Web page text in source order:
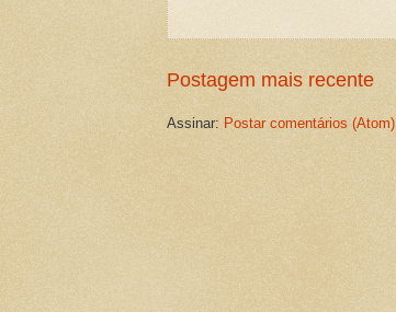
Postagem mais recente
Assinar: Postar comentários (Atom)